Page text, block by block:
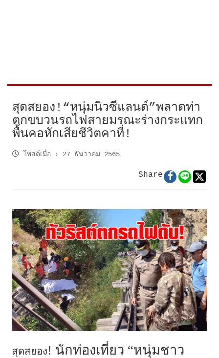
สุดสยอง!“หนุ่มนิวซีแลนด์”พลาดท่า
ตกขบวนรถไฟสายมรณะร่างกระแทก
พื้นคอหักเสียชีวิตคาที่!
โพสต์เมื่อ : 27 ธันวาคม 2565
Share
สุดสยอง! นักท่องเที่ยว “หนุ่มชาว